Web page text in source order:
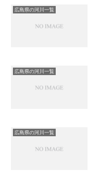
広島県の河川一覧
広島県の河川一覧
広島県の河川一覧